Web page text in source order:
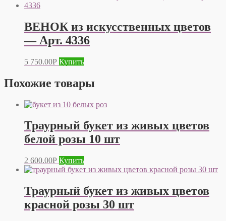
ВЕНОК из искусственных цветов
— Арт. 4336
5 750.00Р Купить
Похожие товары
Траурный букет из живых цветов
белой розы 10 шт
2 600.00Р Купить
Траурный букет из живых цветов
красной розы 30 шт